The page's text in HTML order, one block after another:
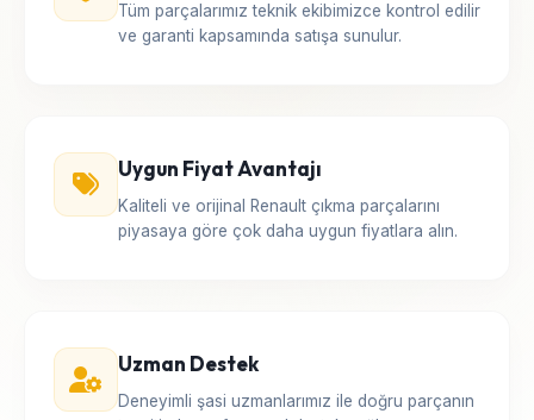
Tüm parçalarımız teknik ekibimizce kontrol edilir
ve garanti kapsamında satışa sunulur.
Uygun Fiyat Avantajı
Kaliteli ve orijinal Renault çıkma parçalarını
piyasaya göre çok daha uygun fiyatlara alın.
Uzman Destek
Deneyimli şasi uzmanlarımız ile doğru parçanın